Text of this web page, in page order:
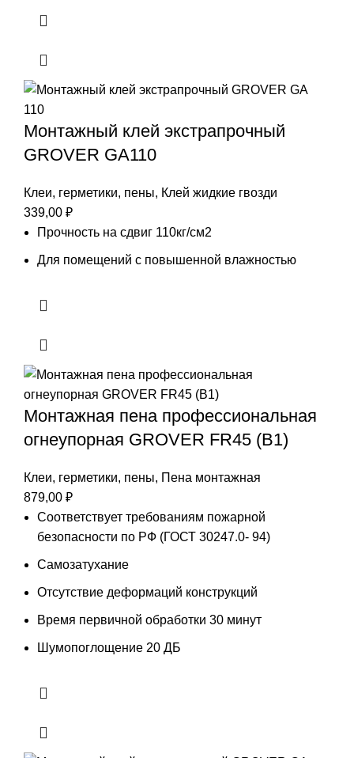
Монтажный клей экстрапрочный
GROVER GA110
Клеи, герметики, пены, Клей жидкие гвозди
339,00 ₽
Прочность на сдвиг 110кг/см2
Для помещений с повышенной влажностью
Монтажная пена профессиональная
огнеупорная GROVER FR45 (B1)
Клеи, герметики, пены, Пена монтажная
879,00 ₽
Соответствует требованиям пожарной
безопасности по PФ (ГОСТ 30247.0- 94)
Самозатухание
Отсутствие деформаций конструкций
Время первичной обработки 30 минут
Шумопоглощение 20 ДБ